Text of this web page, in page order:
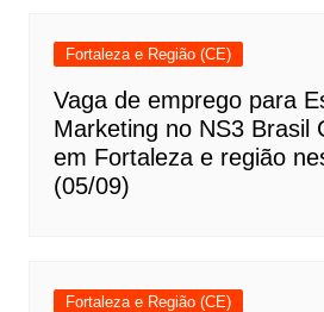
Fortaleza e Região (CE)
Vaga de emprego para
Marketing no NS3 Brasil
em Fortaleza e região
(05/09)
Fortaleza e Região (CE)